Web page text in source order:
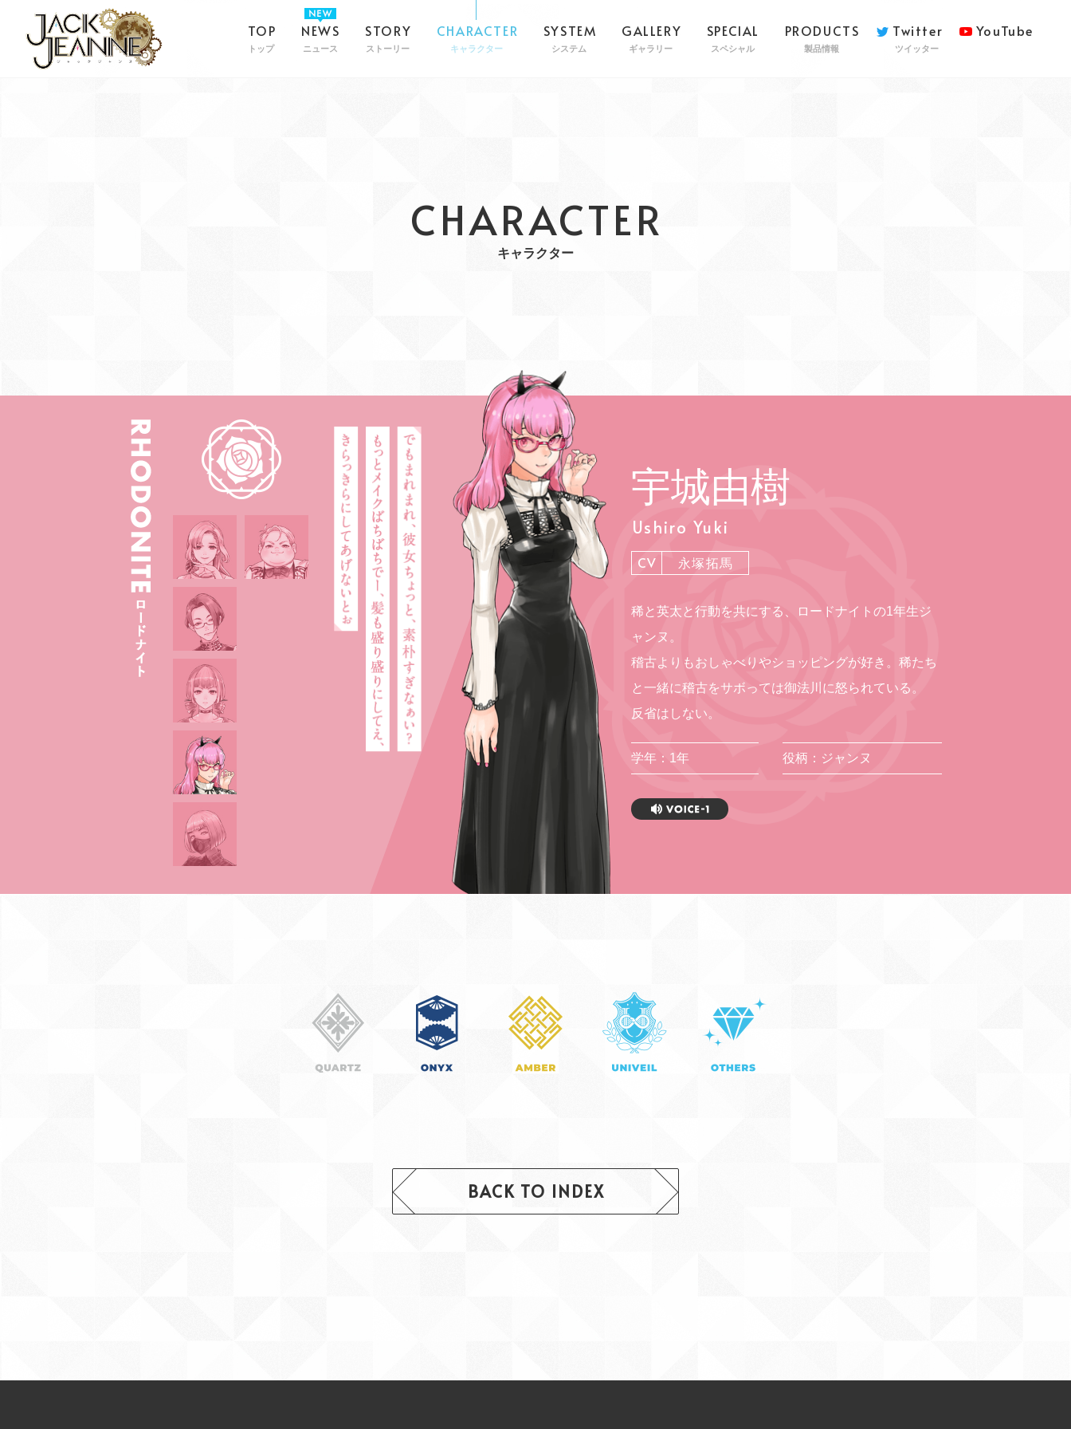
TOP
トップ
NEWS
ニュース
STORY
ストーリー
CHARACTER
キャラクター
SYSTEM
システム
GALLERY
ギャラリー
SPECIAL
スペシャル
PRODUCTS
製品情報
Twitter
ツイッター
YouTube
CHARACTER
キャラクター
宇城由樹
Ushiro Yuki
CV 永塚拓馬
稀と英太と行動を共にする、ロードナイトの1年生ジ
ャンヌ。
稽古よりもおしゃべりやショッピングが好き。稀たち
と一緒に稽古をサボっては御法川に怒られている。
反省はしない。
学年：1年 役柄：ジャンヌ
BACK TO INDEX